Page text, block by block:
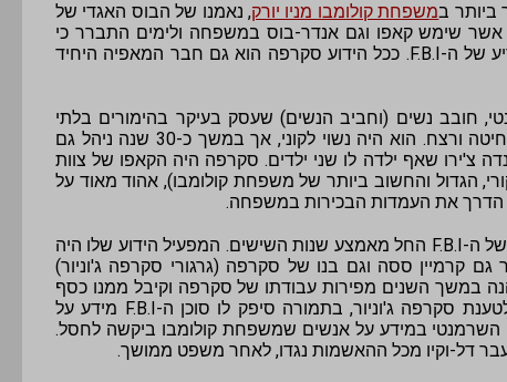
ביותר במשפחת קולומבו מניו יורק, נאמנו של הבוס האגדי של
אשר שימש קאפו וגם אנדר-בוס במשפחה ולימים התברר כי
לאורך השנים הוא שימש גם כמודיע של ה-F.B.I. ככל הידוע סקרפה הוא גם חבר המאפיה היחיד
חובב נשים (וחביב הנשים) שעסק בעיקר בהימורים בלתי
חוקיים, סמים, הלוואות בריבית, סחיטה ורצח. הוא היה נשוי לקוני, אך במשך כ-30 שנה ניהל גם
צ'ירו שאף ילדה לו שני ילדים. סקרפה היה הקאפו של צוות
הגדול והחשוב ביותר של משפחת קולומבו), אהוד מאוד על
את העמדות הבכירות במשפחה.
אבל גרגורי סקרפה היה גם מודיע של ה-F.B.I החל מאמצע שנות השישים. המפעיל הידוע שלו היה
גם קרמיין ססה וגם בנו של סקרפה (גרגורי סקרפה ג'וניור)
במשך השנים מפירות עבודתו של סקרפה וקיבל ממנו כסף
מזומן, תכשיטים ומתנות אחרות. לטענת סקרפה ג'וניור, בתמורה סיפק לו סוכן ה-F.B.I מידע על
השרמנטי במידע על אנשים שמשפחת קולומבו ביקשה לחסל.